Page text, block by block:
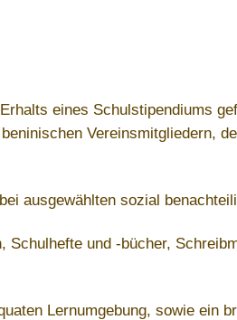
eines Schulstipendiums
Vereinsmitgliedern,
ausgewählten sozial
und -bücher,
Lernumgebung, sowie ein